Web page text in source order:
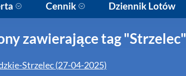
Cennik Dziennik Lotów
zawierające tag "Strzelec"
Strzelec (27-04-2025)